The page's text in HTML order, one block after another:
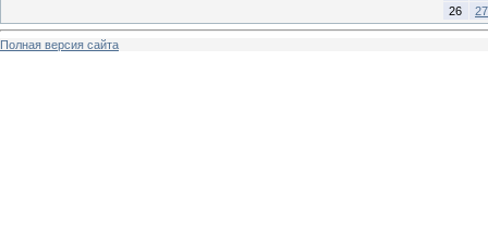
26 27
Полная версия сайта